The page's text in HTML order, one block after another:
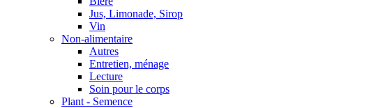
Jus, Limonade, Sirop
Vin
Non-alimentaire
Autres
Entretien, ménage
Lecture
Soin pour le corps
Plant - Semence